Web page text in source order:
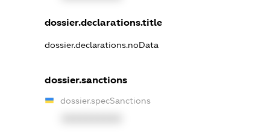
dossier.declarations.title
dossier.declarations.noData
dossier.sanctions
dossier.specSanctions